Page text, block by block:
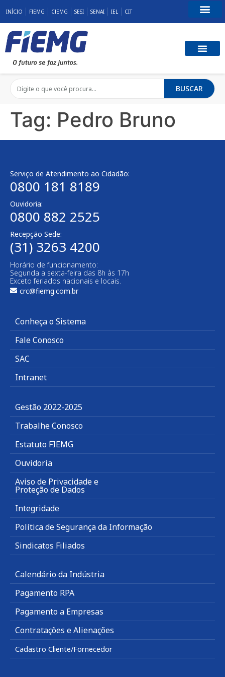
INÍCIO FIEMG CIEMG SESI SENAI IEL CIT
BUSCAR
Tag: Pedro Bruno
Serviço de Atendimento ao Cidadão:
0800 181 8189
Ouvidoria:
0800 882 2525
Recepção Sede:
(31) 3263 4200
Horário de funcionamento:
Segunda a sexta-feira das 8h às 17h
Exceto feriados nacionais e locais.
crc@fiemg.com.br
Conheça o Sistema
Fale Conosco
SAC
Intranet
Gestão 2022-2025
Trabalhe Conosco
Estatuto FIEMG
Ouvidoria
Aviso de Privacidade e
Proteção de Dados
Integridade
Política de Segurança da Informação
Sindicatos Filiados
Calendário da Indústria
Pagamento RPA
Pagamento a Empresas
Contratações e Alienações
Cadastro Cliente/Fornecedor